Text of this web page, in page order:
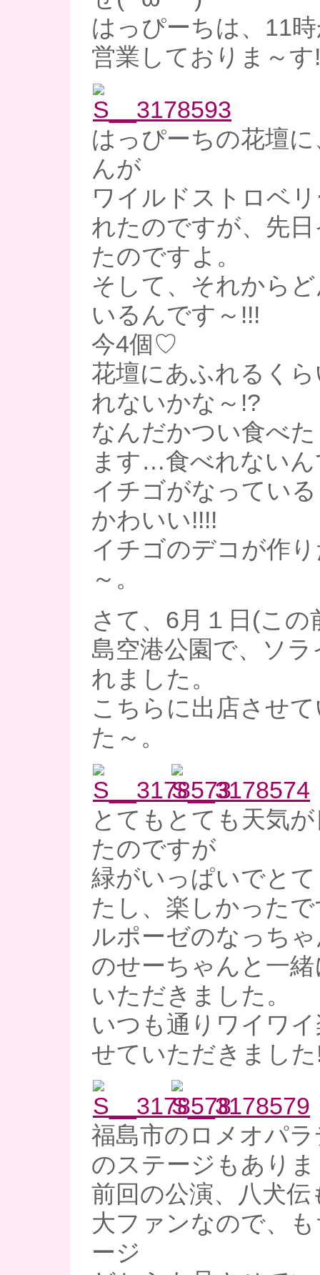
はっぴーちは、11
営業しておりま～す!
はっぴーちの花壇
んが
ワイルドストロベ
れたのですが、先
たのですよ。
そして、それから
いるんです～!!!
今4個♡
花壇にあふれるく
れないかな～!?
なんだかつい食べ
ます…食べれない
イチゴがなってい
かわいい!!!!
イチゴのデコが作
～。
さて、6月１日(この
島空港公園で、ソ
れました。
こちらに出店させ
た～。
とてもとても天気
たのですが
緑がいっぱいでと
たし、楽しかったで
ルポーゼのなっち
のせーちゃんと一
いただきました。
いつも通りワイワ
せていただきまし
福島市のロメオパ
のステージもあり
前回の公演、八犬
大ファンなので、
ージ